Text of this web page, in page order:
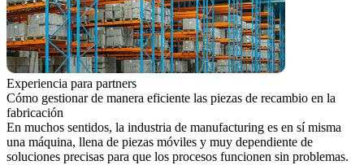
Experiencia para partners
Cómo gestionar de manera eficiente las piezas de recambio en la
fabricación
En muchos sentidos, la industria de manufacturing es en sí misma
una máquina, llena de piezas móviles y muy dependiente de
soluciones precisas para que los procesos funcionen sin problemas.